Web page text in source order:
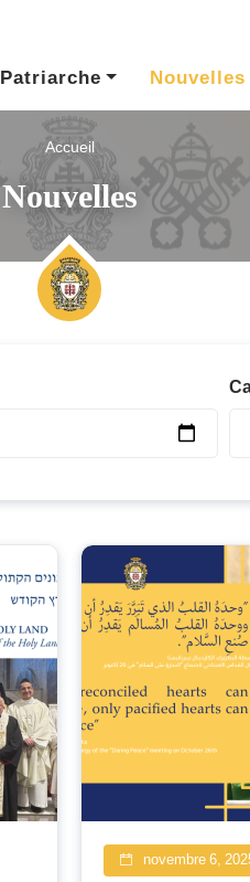
Patriarche Nouvelles
Accueil
Nouvelles
novembre 6,